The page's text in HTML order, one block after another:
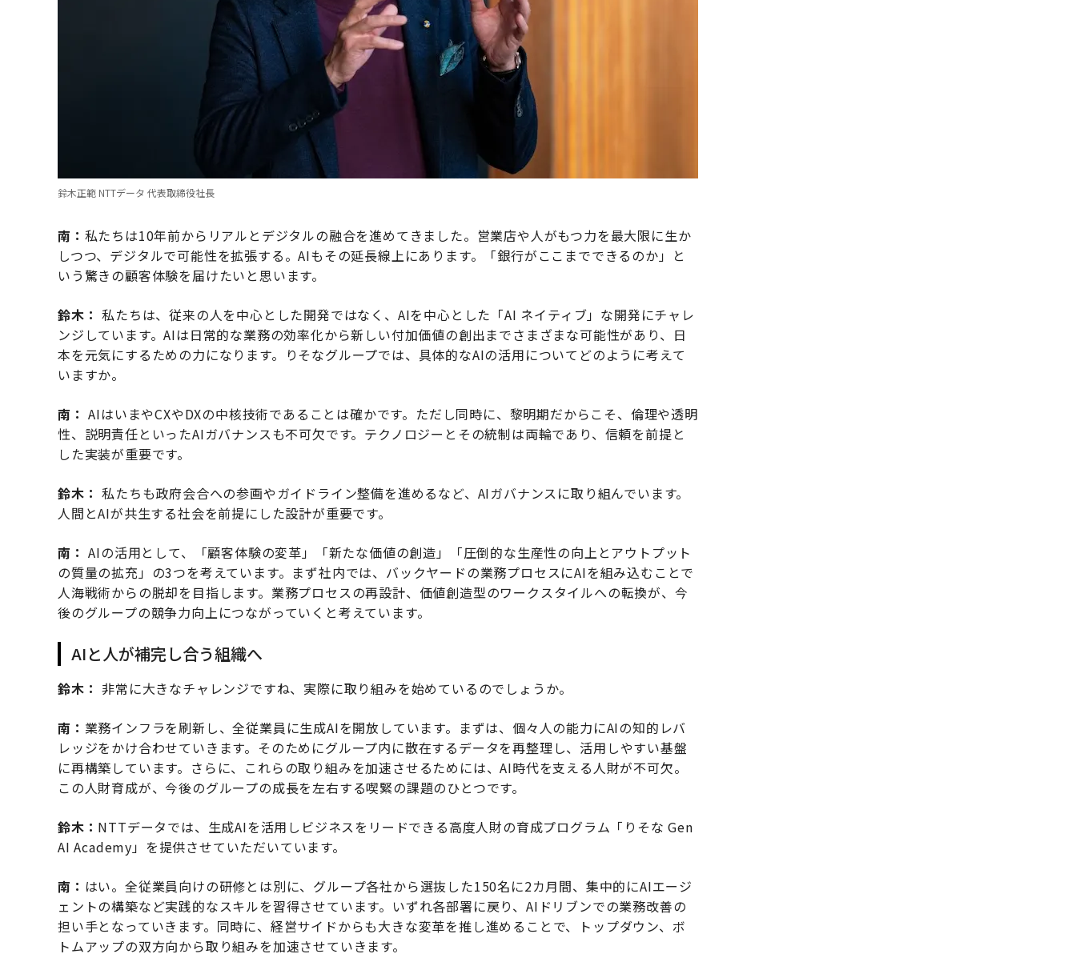
鈴木正範 NTTデータ 代表取締役社長
南： 私たちは10年前からリアルとデジタルの融合を進めてきました。営業店や人がもつ力を最大限に生か
しつつ、デジタルで可能性を拡張する。AIもその延長線上にあります。「銀行がここまでできるのか」と
いう驚きの顧客体験を届けたいと思います。
鈴木： 私たちは、従来の人を中心とした開発ではなく、AIを中心とした「AI ネイティブ」な開発にチャレ
ンジしています。AIは日常的な業務の効率化から新しい付加価値の創出までさまざまな可能性があり、日
本を元気にするための力になります。りそなグループでは、具体的なAIの活用についてどのように考えて
いますか。
南： AIはいまやCXやDXの中核技術であることは確かです。ただし同時に、黎明期だからこそ、倫理や透明
性、説明責任といったAIガバナンスも不可欠です。テクノロジーとその統制は両輪であり、信頼を前提と
した実装が重要です。
鈴木： 私たちも政府会合への参画やガイドライン整備を進めるなど、AIガバナンスに取り組んでいます。
人間とAIが共生する社会を前提にした設計が重要です。
南： AIの活用として、「顧客体験の変革」「新たな価値の創造」「圧倒的な生産性の向上とアウトプット
の質量の拡充」の3つを考えています。まず社内では、バックヤードの業務プロセスにAIを組み込むことで
人海戦術からの脱却を目指します。業務プロセスの再設計、価値創造型のワークスタイルへの転換が、今
後のグループの競争力向上につながっていくと考えています。
AIと人が補完し合う組織へ
鈴木：非常に大きなチャレンジですね、実際に取り組みを始めているのでしょうか。
南： 業務インフラを刷新し、全従業員に生成AIを開放しています。まずは、個々人の能力にAIの知的レバ
レッジをかけ合わせていきます。そのためにグループ内に散在するデータを再整理し、活用しやすい基盤
に再構築しています。さらに、これらの取り組みを加速させるためには、AI時代を支える人財が不可欠。
この人財育成が、今後のグループの成長を左右する喫緊の課題のひとつです。
鈴木： NTTデータでは、生成AIを活用しビジネスをリードできる高度人財の育成プログラム「りそな Gen
AI Academy」を提供させていただいています。
南： はい。全従業員向けの研修とは別に、グループ各社から選抜した150名に2カ月間、集中的にAIエージ
ェントの構築など実践的なスキルを習得させています。いずれ各部署に戻り、AIドリブンでの業務改善の
担い手となっていきます。同時に、経営サイドからも大きな変革を推し進めることで、トップダウン、ボ
トムアップの双方向から取り組みを加速させていきます。